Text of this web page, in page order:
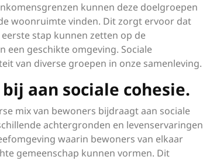
kunnen deze doelgroepen
woonruimte vinden. Dit zorgt ervoor dat
stap kunnen zetten op de
geschikte omgeving. Sociale
van diverse groepen in onze samenleving.
aan sociale cohesie.
mix van bewoners bijdraagt aan sociale
achtergronden en levenservaringen
waarin bewoners van elkaar
gemeenschap kunnen vormen. Dit